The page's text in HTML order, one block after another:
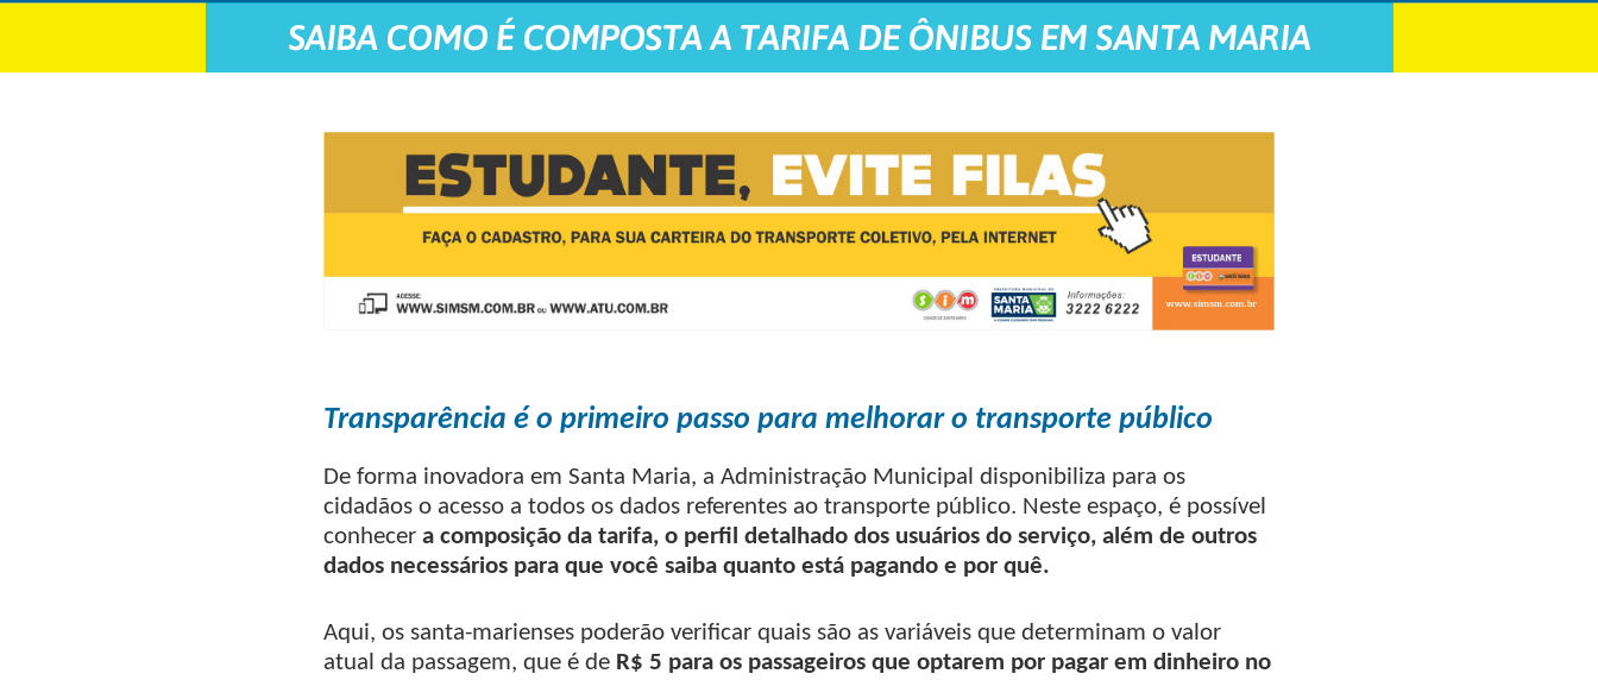
Transparência é o primeiro passo para melhorar o transporte público
De forma inovadora em Santa Maria, a Administração Municipal disponibiliza para os
cidadãos o acesso a todos os dados referentes ao transporte público. Neste espaço, é possível
conhecer a composição da tarifa, o perfil detalhado dos usuários do serviço, além de outros
dados necessários para que você saiba quanto está pagando e por quê.
Aqui, os santa-marienses poderão verificar quais são as variáveis que determinam o valor
atual da passagem, que é de R$ 5 para os passageiros que optarem por pagar em dinheiro no